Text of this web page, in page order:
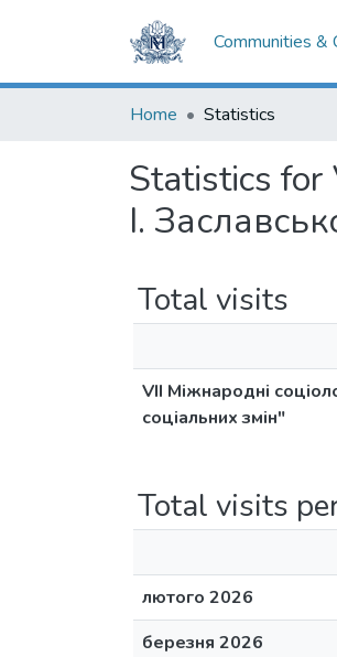
Communities &
Home Statistics
Statistics for
І.
Total visits
VIІ Міжнародні
соціальних змін"
Total visits
лютого 2026
березня 2026